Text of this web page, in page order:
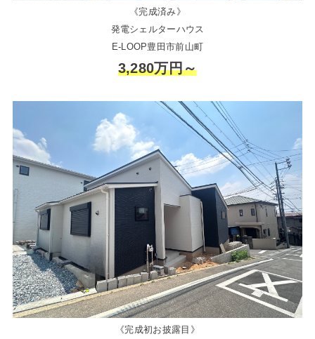
《完成済み》
発電シェルターハウス
E-LOOP豊田市前山町
3,280万円～
《完成初お披露目》